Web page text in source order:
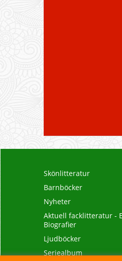
Skönlitteratur
Barnböcker
Nyheter
Aktuell facklitteratur -
Biografier
Ljudböcker
Seriealbum